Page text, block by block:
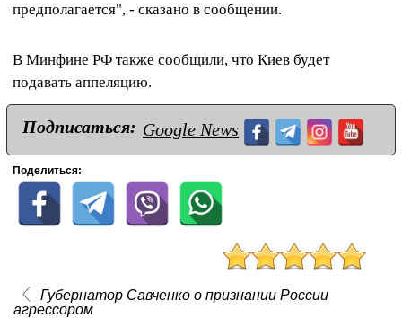
предполагается", - сказано в сообщении.
В Минфине РФ также сообщили, что Киев будет
подавать аппеляцию.
Подписаться: Google News
Поделиться:
Губернатор Савченко о признании России
агрессором